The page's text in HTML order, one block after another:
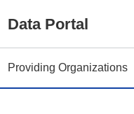
Data Portal
Providing Organizations